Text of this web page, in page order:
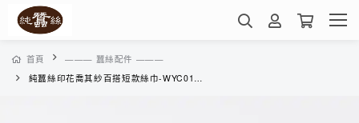
首頁
——— 蠶絲配件 ———
純蠶絲印花喬其紗百搭短款絲巾-WYC01403HB(華麗佩斯利-紅)